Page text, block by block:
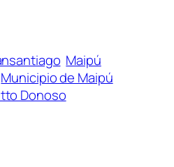
Maipú
Municipio de Maipú
Donoso